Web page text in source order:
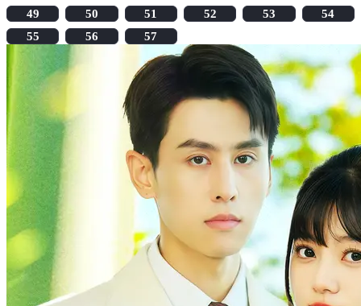
49
50 51 52 53
54
55
56 57